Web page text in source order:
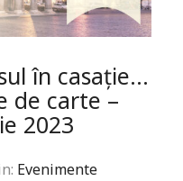
în casație…
de carte –
2023
Evenimente